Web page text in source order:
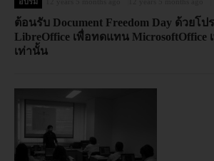
ต้อนรับ Document Freedom Day ด้วยโ
LibreOffice เพื่อทดแทน MicrosoftOffice
เท่านั้น